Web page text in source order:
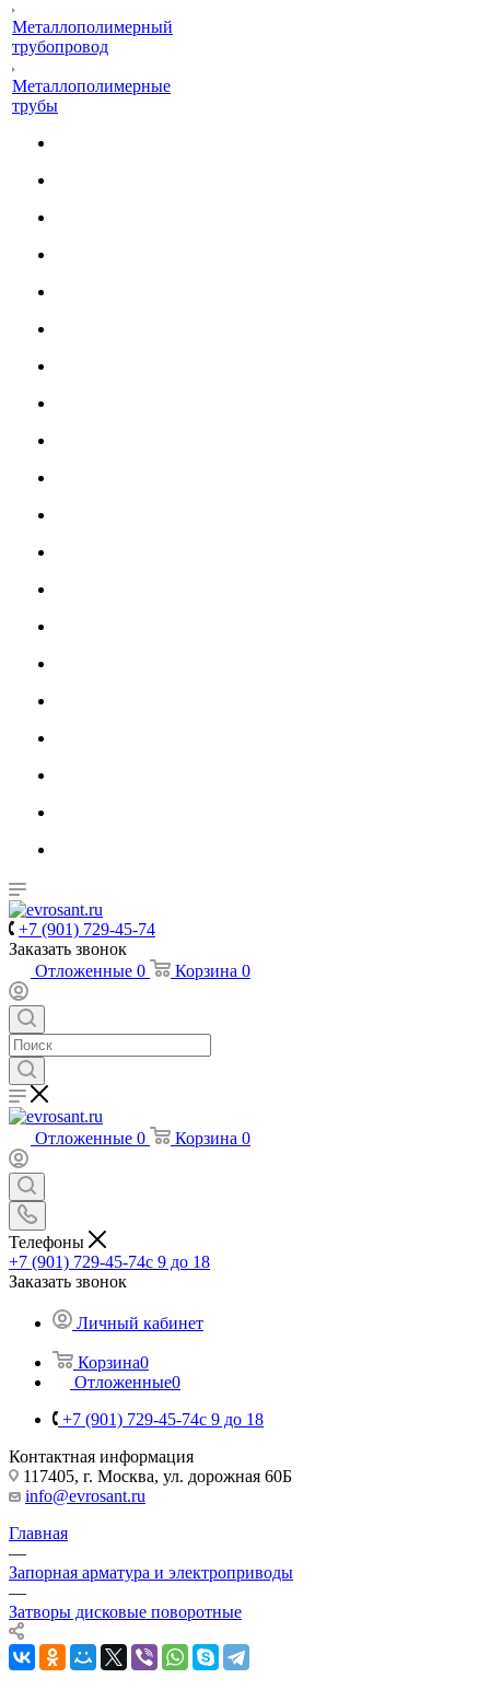
Металлополимерный
трубопровод
Металлополимерные
трубы
+7 (901) 729-45-74
Заказать звонок
Отложенные 0 Корзина 0
Отложенные 0 Корзина 0
Телефоны
+7 (901) 729-45-74c 9 до 18
Заказать звонок
Личный кабинет
Корзина0
Отложенные0
+7 (901) 729-45-74c 9 до 18
Контактная информация
117405, г. Москва, ул. дорожная 60Б
info@evrosant.ru
Главная
—
Запорная арматура и электроприводы
—
Затворы дисковые поворотные